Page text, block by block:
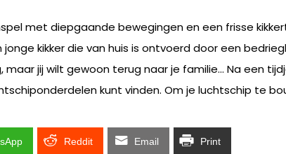
met diepgaande bewegingen en een frisse
kikker die van huis is ontvoerd door een
jij wilt gewoon terug naar je familie… Na een
kunt vinden. Om je luchtschip te
Reddit Email Print